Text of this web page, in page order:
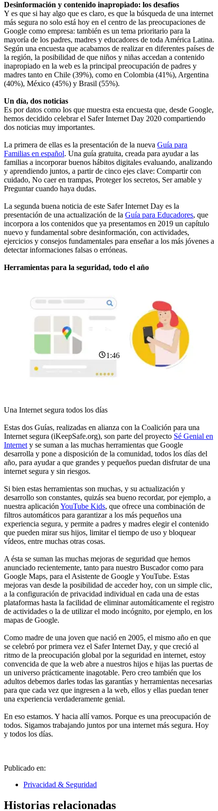
Desinformación y contenido inapropiado: los desafíos
Y es que si hay algo que es claro, es que la búsqueda de una internet
más segura no solo está hoy en el centro de las preocupaciones de
Google como empresa: también es un tema prioritario para la
mayoría de los padres, madres y educadores de toda América Latina.
Según una encuesta que acabamos de realizar en diferentes países de
la región, la posibilidad de que niños y niñas accedan a contenido
inapropiado en la web es la principal preocupación de padres y
madres tanto en Chile (39%), como en Colombia (41%), Argentina
(40%), México (45%) y Brasil (55%).
Un día, dos noticias
Es por datos como los que muestra esta encuesta que, desde Google,
hemos decidido celebrar el Safer Internet Day 2020 compartiendo
dos noticias muy importantes.
La primera de ellas es la presentación de la nueva Guía para
Familias en español. Una guía gratuita, creada para ayudar a las
familias a incorporar buenos hábitos digitales evaluando, analizando
y aprendiendo juntos, a partir de cinco ejes clave: Compartir con
cuidado, No caer en trampas, Proteger los secretos, Ser amable y
Preguntar cuando haya dudas.
La segunda buena noticia de este Safer Internet Day es la
presentación de una actualización de la Guía para Educadores, que
incorpora a los contenidos que ya presentamos en 2019 un capítulo
nuevo y fundamental sobre desinformación, con actividades,
ejercicios y consejos fundamentales para enseñar a los más jóvenes a
detectar informaciones falsas o erróneas.
Herramientas para la seguridad, todo el año
1:46
Una Internet segura todos los días
Estas dos Guías, realizadas en alianza con la Coalición para una
Internet segura (iKeepSafe.org), son parte del proyecto Sé Genial en
Internety se suman a las muchas herramientas que Google
desarrolla y pone a disposición de la comunidad, todos los días del
año, para ayudar a que grandes y pequeños puedan disfrutar de una
internet segura y sin riesgos.
Si bien estas herramientas son muchas, y su actualización y
desarrollo son constantes, quizás sea bueno recordar, por ejemplo, a
nuestra aplicaciónYouTube Kids, que ofrece una combinación de
filtros automáticos para garantizar a los más pequeños una
experiencia segura, y permite a padres y madres elegir el contenido
que pueden mirar sus hijos, limitar el tiempo de uso y bloquear
vídeos, entre muchas otras cosas.
A ésta se suman las muchas mejoras de seguridad que hemos
anunciado recientemente, tanto para nuestro Buscador como para
Google Maps, para el Asistente de Google y YouTube. Estas
mejoras van desde la posibilidad de acceder hoy, con un simple clic,
a la configuración de privacidad individual en cada una de estas
plataformas hasta la facilidad de eliminar automáticamente el registro
de actividades o la de utilizar el modo incógnito, por ejemplo, en los
mapas de Google.
Como madre de una joven que nació en 2005, el mismo año en que
se celebró por primera vez el Safer Internet Day, y que creció al
ritmo de la preocupación global por la seguridad en internet, estoy
convencida de que la web abre a nuestros hijos e hijas las puertas de
un universo prácticamente inagotable. Pero creo también que los
adultos debemos darles todas las garantías y herramientas necesarias
para que cada vez que ingresen a la web, ellos y ellas puedan tener
una experiencia verdaderamente genial.
En eso estamos. Y hacia allí vamos. Porque es una preocupación de
todos. Sigamos trabajando juntos por una internet más segura. Hoy
y todos los días.
Publicado en:
Privacidad & Seguridad
Historias relacionadas